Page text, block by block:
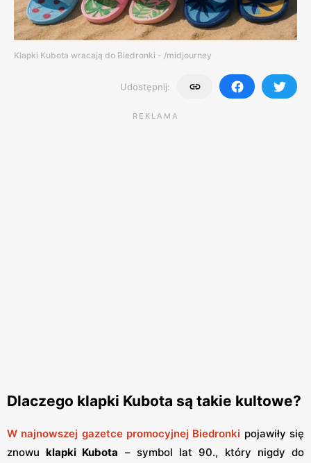
Klapki Kubota wracają do Biedronki - /midjourney
Udostępnij:
REKLAMA
Dlaczego klapki Kubota są takie kultowe?
W najnowszej gazetce promocyjnej Biedronki pojawiły się
znowuklapki Kubota – symbol lat 90., który nigdy do